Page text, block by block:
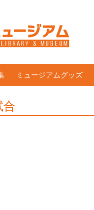
ミュージアムグッズ
合